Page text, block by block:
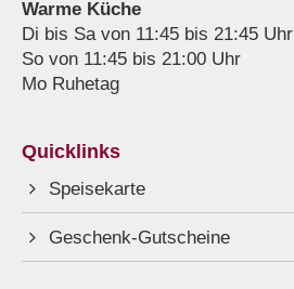
Warme Küche
Di bis Sa von 11:45 bis 21:45 Uhr
So von 11:45 bis 21:00 Uhr
Mo Ruhetag
Quicklinks
Speisekarte
Geschenk-Gutscheine